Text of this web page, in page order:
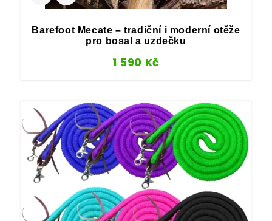
Barefoot Mecate – tradiční i moderní otěže
pro bosal a uzdečku
1 590 Kč